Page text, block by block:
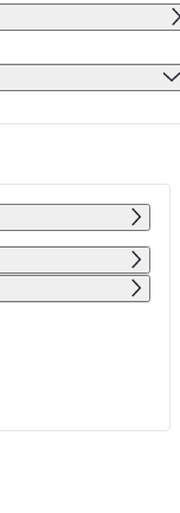
SO NE
6 7
13 14
27 28